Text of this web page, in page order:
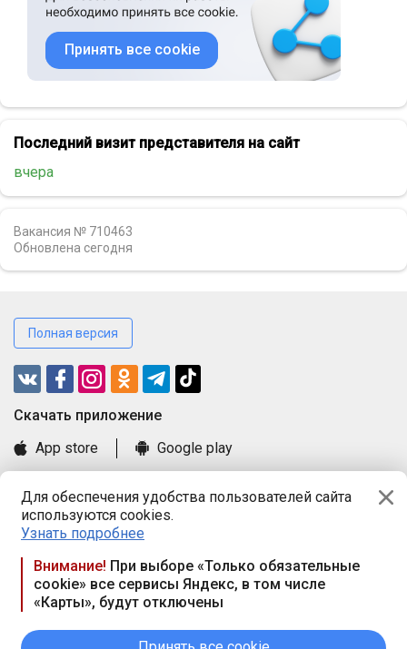
Для обеспечения удобства пользователей сайта
используются cookies.
Узнать подробнее
Внимание! При выборе «Только обязательные
cookie» все сервисы Яндекс, в том числе
«Карты», будут отключены
Принять все cookie
Последний визит представителя на сайт
вчера
Вакансия № 710463
Обновлена сегодня
Полная версия
Cкачать приложение
App store
Google play
Книга замечаний и предложений
Правила и документы
Praca.by © 2000—2026, ООО «ПРАЦА БАЙ»
Республика Беларусь, 220114, г. Минск, пр-т Независимости
117а, пом. № 9.
вых. дн. — сб., вс.